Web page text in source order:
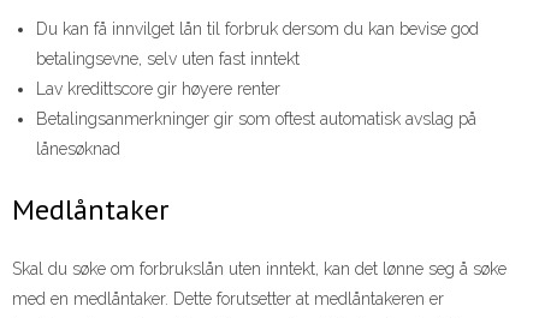
Du kan få innvilget lån til forbruk dersom du kan bevise god
betalingsevne, selv uten fast inntekt
Lav kredittscore gir høyere renter
Betalingsanmerkninger gir som oftest automatisk avslag på
lånesøknad
Medlåntaker
Skal du søke om forbrukslån uten inntekt, kan det lønne seg å søke
med en medlåntaker. Dette forutsetter at medlåntakeren er